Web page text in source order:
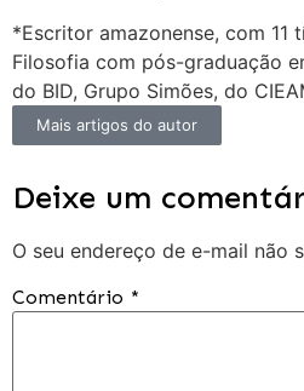
*Escritor amazonense, com 11
Filosofia com pós-graduação
do BID, Grupo Simões, do
Mais artigos do autor
Deixe um
O seu endereço de e-mail não
Comentário *